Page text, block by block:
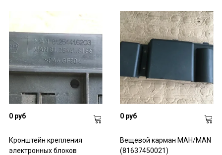
0 руб
Кронштейн крепления
электронных блоков
0 руб
Вещевой карман МАН/MAN
(81637450021)